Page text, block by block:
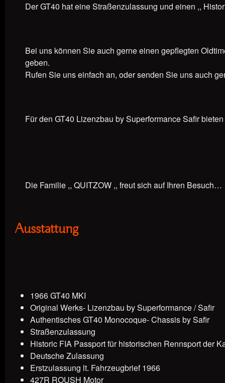
Der GT40 hat eine Straßenzulassung und einen ,,
Bei uns können Sie auch gerne einen gepflegten
geben.
Rufen Sie uns einfach an, oder senden Sie uns auch
Für den GT40 Lizenzbau by Superformance Safir
Die Familie ,, QUITZOW ,, freut sich auf Ihren Besuch…
Ausstattung
1966 GT40 MKI
Original Werks- Lizenzbau by Superformance / Safir
Authentisches GT40 Monocoque- Chassis by Safir
Straßenzulassung
Historic FIA Passport für historischen Rennsport der
Deutsche Zulassung
Erstzulassung lt. Fahrzeugbrief 1966
427R ROUSH Motor